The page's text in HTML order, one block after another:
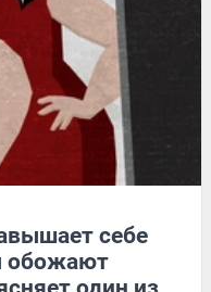
себе
обожают